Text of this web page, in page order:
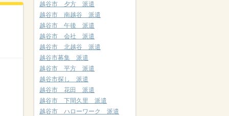
越谷市 夕方 派遣
越谷市 南越谷 派遣
越谷市 午後 派遣
越谷市 会社 派遣
越谷市 北越谷 派遣
越谷市募集 派遣
越谷市 平方 派遣
越谷市探し 派遣
越谷市 花田 派遣
越谷市 下間久里 派遣
越谷市 ハローワーク 派遣